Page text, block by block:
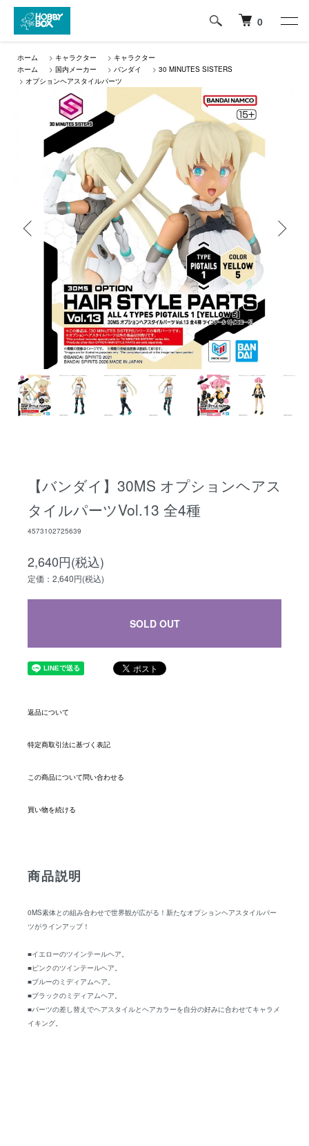
0
ホーム > キャラクター > キャラクター
ホーム
> 国内メーカー > バンダイ > 30 MINUTES SISTERS
> オプションヘアスタイルパーツ
【バンダイ】30MS オプションヘアス
タイルパーツVol.13 全4種
4573102725639
2,640円(税込)
定価：2,640円(税込)
SOLD OUT
返品について
特定商取引法に基づく表記
この商品について問い合わせる
買い物を続ける
商品説明
0MS素体との組み合わせで世界観が広がる！新たなオプションヘアスタイルパー
ツがラインアップ！
■イエローのツインテールヘア。
■ピンクのツインテールヘア。
■ブルーのミディアムヘア。
■ブラックのミディアムヘア。
■パーツの差し替えでヘアスタイルとヘアカラーを自分の好みに合わせてキャラメ
イキング。